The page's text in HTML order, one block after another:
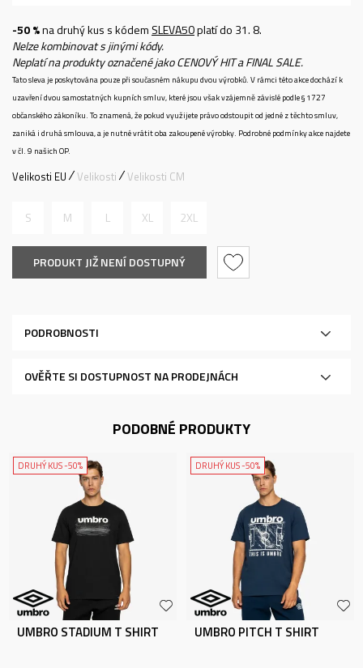
-50 %na druhý kus s kódem SLEVA50platí do 31. 8.
Nelze kombinovat s jinými kódy.
Neplatí na produkty označené jako CENOVÝ HIT a FINAL SALE.
Tato sleva je poskytována pouze při současném nákupu dvou výrobků. V rámci této akce dochází k
uzavření dvou samostatných kupních smluv, které jsou však vzájemně závislé podle § 1727
občanského zákoníku. To znamená, že pokud využijete právo odstoupit od jedné z těchto smluv,
zaniká i druhá smlouva, a je nutné vrátit oba zakoupené výrobky. Podrobné podmínky akce najdete
v čl. 9 našich OP.
Velikosti EU Velikosti Velikosti CM
S M L XL 2XL
PRODUKT JIŽ NENÍ DOSTUPNÝ
PODROBNOSTI
OVĚŘTE SI DOSTUPNOST NA PRODEJNÁCH
PODOBNÉ PRODUKTY
DRUHÝ KUS -50%
UMBRO STADIUM T SHIRT
DRUHÝ KUS -50%
UMBRO PITCH T SHIRT